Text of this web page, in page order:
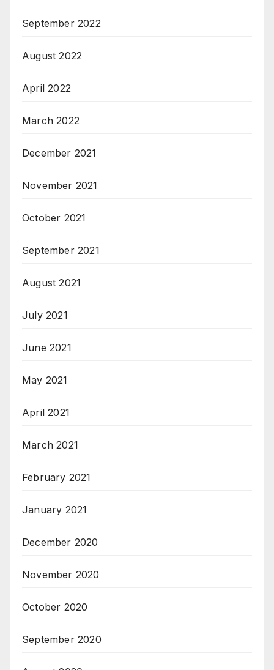
September 2022
August 2022
April 2022
March 2022
December 2021
November 2021
October 2021
September 2021
August 2021
July 2021
June 2021
May 2021
April 2021
March 2021
February 2021
January 2021
December 2020
November 2020
October 2020
September 2020